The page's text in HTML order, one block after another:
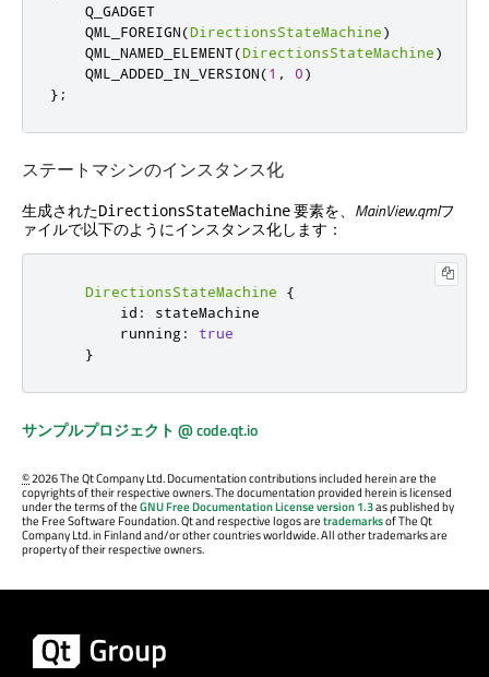
    Q_GADGET
    QML_FOREIGN
(DirectionsStateMachine)
    QML_NAMED_ELEMENT
(DirectionsStateMachine)
    QML_ADDED_IN_VERSION
(1 , 0)
};
ステートマシンのインスタンス化
生成されたDirectionsStateMachine要素を、 MainView.qmlフ
ァイルで以下のようにインスタンス化します：
DirectionsStateMachine
{
id :
stateMachine
running:
true
}
サンプルプロジェクト @ code.qt.io
©2026 The Qt Company Ltd. Documentation contributions included herein are the
copyrights of their respective owners. The documentation provided herein is licensed
under the terms of theGNU Free Documentation License version 1.3as published by
the Free Software Foundation. Qt and respective logos aretrademarksof The Qt
Company Ltd. in Finland and/or other countries worldwide. All other trademarks are
property of their respective owners.